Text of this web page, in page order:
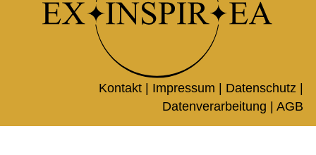
Kontakt | Impressum Datenschutz|
Datenverarbeitung
AGB